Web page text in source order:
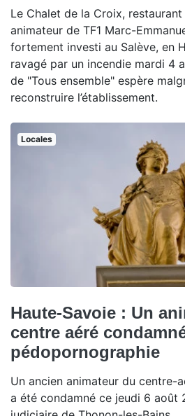
Le Chalet de la Croix, restaurant
animateur de TF1 Marc-
fortement investi au Salève, en
ravagé par un incendie mardi 4
de "Tous ensemble" espère
reconstruire l’établissement.
Locales
Haute-Savoie : Un
centre aéré
pédopornographie
Un ancien animateur du centre-
a été condamné ce jeudi 6 août